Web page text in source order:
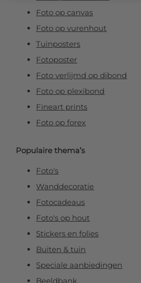
Foto op canvas
Foto op vurenhout
Tuinposters
Fotoposter
Foto verlijmd op dibond
Foto op plexibond
Fineart prints
Foto op forex
Populaire thema’s
Foto's
Wanddecoratie
Fotocadeaus
Foto's op hout
Stickers en folies
Buiten & tuin
Speciale aanbiedingen
Beeldbank